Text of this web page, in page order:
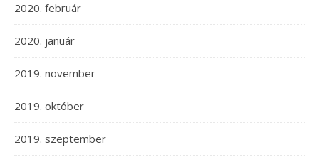
2020. február
2020. január
2019. november
2019. október
2019. szeptember